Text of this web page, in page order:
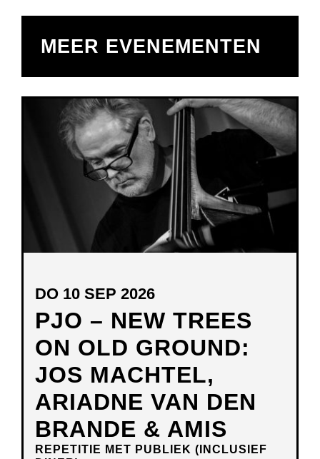
MEER EVENEMENTEN
PJO – NEW TREES
ON OLD GROUND:
JOS MACHTEL,
ARIADNE VAN DEN
BRANDE & AMIS
REPETITIE MET PUBLIEK (INCLUSIEF
DO 10 SEP 2026